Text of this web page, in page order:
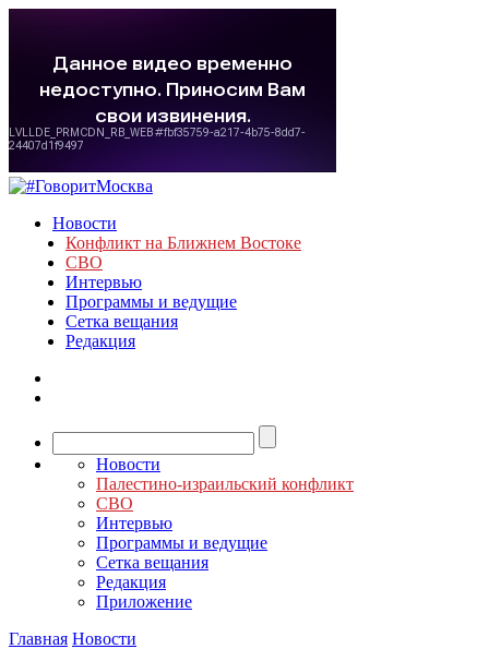
Новости
Конфликт на Ближнем Востоке
СВО
Интервью
Программы и ведущие
Сетка вещания
Редакция
Новости
Палестино-израильский конфликт
СВО
Интервью
Программы и ведущие
Сетка вещания
Редакция
Приложение
Главная Новости